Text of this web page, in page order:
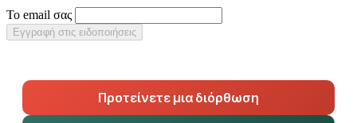
Το email σας
Εγγραφή στις ειδοποιήσεις
Προτείνετε μια διόρθωση